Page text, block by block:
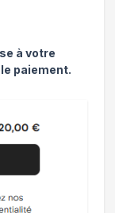
à votre
paiement.